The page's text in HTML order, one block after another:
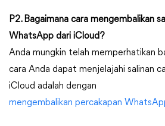
P2. Bagaimana cara mengembalikan
WhatsApp dari iCloud?
Anda mungkin telah memperhatikan
cara Anda dapat menjelajahi salinan
iCloud adalah dengan
mengembalikan percakapan